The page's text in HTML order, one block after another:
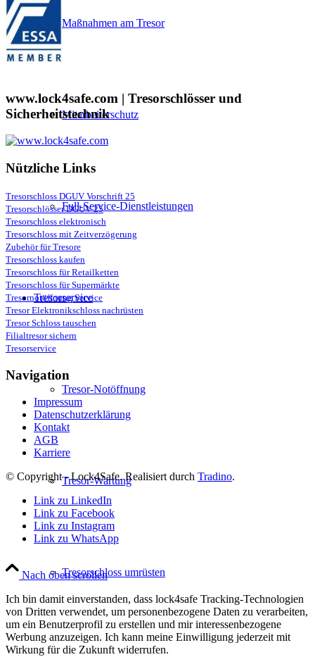
Maßnahmen am Tresor
Mitarbeiterschutz
Full-Service-Dienstleistungen
Tresorservice
Tresor-Notöffnung
Tresor-Wartung
Tresorschloss umrüsten
www.lock4safe.com | Tresorschlösser und
Sicherheitstechnik
Nützliche Links
Tresorschloss DGUV Vorschrift 25
Tresorschlösser DGUV 25
Tresorschloss elektronisch
Tresorschloss mit Zeitverzögerung
Zubehör für Tresore
Tresorschloss kaufen
Tresorschloss für Retailketten
Tresorschloss für Supermärkte
Tresornotöffnung Service
Tresor Elektronikschloss nachrüsten
Tresor Schloss tauschen
Filialtresor sichern
Tresorservice
Navigation
Impressum
Datenschutzerklärung
Kontakt
AGB
Karriere
© Copyright - Lock4Safe. Realisiert durch Tradino.
Link zu LinkedIn
Link zu Facebook
Link zu Instagram
Link zu WhatsApp
Nach oben scrollen
Ich bin damit einverstanden, dass lock4safe Tracking-Technologien
von Dritten verwendet, um personenbezogene Daten zu verarbeiten,
um ein Benutzerprofil zu erstellen und mir interessenbezogene
Werbung anzuzeigen. Ich kann meine Einwilligung jederzeit mit
Wirkung für die Zukunft widerrufen.